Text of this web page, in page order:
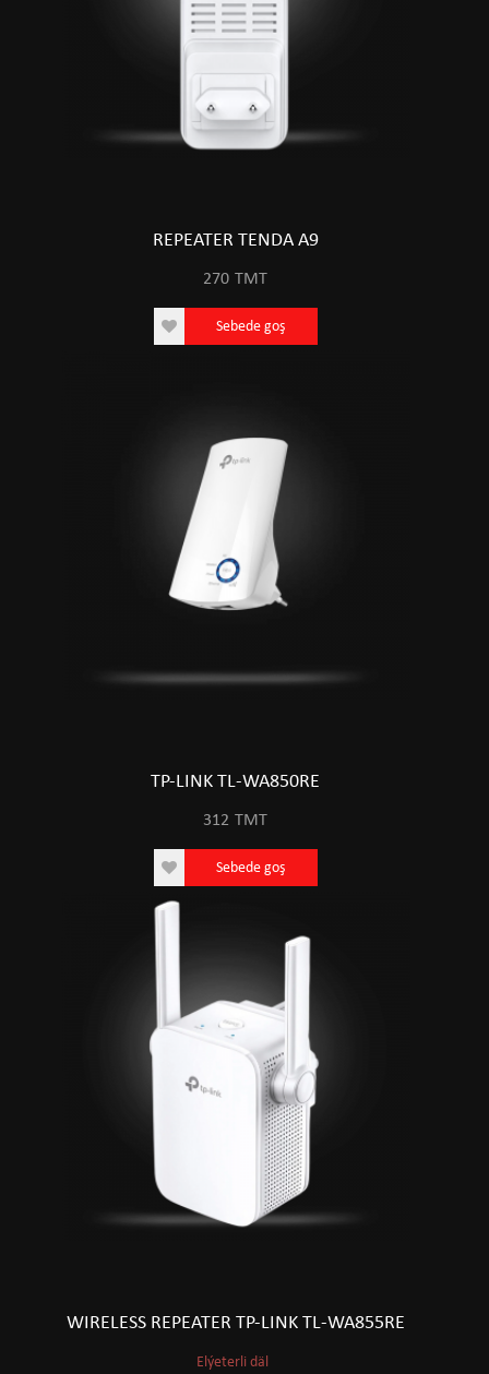
REPEATER TENDA A9
270 TMT
Sebede goş
TP-LINK TL-WA850RE
312 TMT
Sebede goş
WIRELESS REPEATER TP-LINK TL-WA855RE
Elýeterli däl